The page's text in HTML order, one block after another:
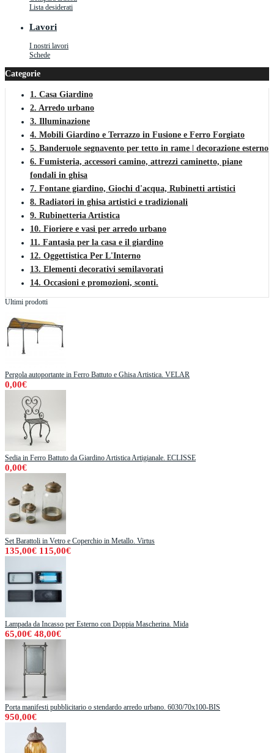
Lista desiderati
Lavori
I nostri lavori
Schede
Categorie
1. Casa Giardino
2. Arredo urbano
3. Illuminazione
4. Mobili Giardino e Terrazzo in Fusione e Ferro Forgiato
5. Banderuole segnavento per tetto in rame | decorazione esterno
6. Fumisteria, accessori camino, attrezzi caminetto, piane
fondali in ghisa
7. Fontane giardino, Giochi d'acqua, Rubinetti artistici
8. Radiatori in ghisa artistici e tradizionali
9. Rubinetteria Artistica
10. Fioriere e vasi per arredo urbano
11. Fantasia per la casa e il giardino
12. Oggettistica Per L'Interno
13. Elementi decorativi semilavorati
14. Occasioni e promozioni, sconti.
Ultimi prodotti
Pergola autoportante in Ferro Battuto e Ghisa Artistica. VELAR
0,00€
Sedia in Ferro Battuto da Giardino Artistica Artigianale. ECLISSE
0,00€
Set Barattoli in Vetro e Coperchio in Metallo. Virtus
135,00€ 115,00€
Lampada da Incasso per Esterno con Doppia Mascherina. Mida
65,00€ 48,00€
Porta manifesti pubblicitario o stendardo arredo urbano. 6030/70x100-BIS
950,00€